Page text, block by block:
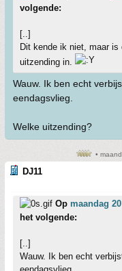
volgende:
[..]
Dit kende ik niet, maar
uitzending in.
Wauw. Ik ben echt
eendagsvlieg.
Welke uitzending?
•
DJ11
Op maandag
het volgende:
[..]
Wauw. Ik ben echt